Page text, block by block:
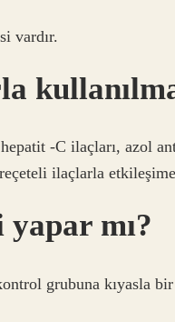
vardır.
-C ilaçları, azol
ilaçlarla
mı?
grubuna kıyasla